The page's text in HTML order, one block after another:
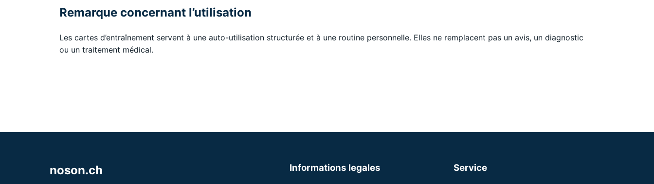
Remarque concernant l’utilisation
Les cartes d’entraînement servent à une auto-utilisation structurée et à une routine personnelle. Elles ne remplacent pas un avis, un diagnostic
ou un traitement médical.
noson.ch Informations legales Service